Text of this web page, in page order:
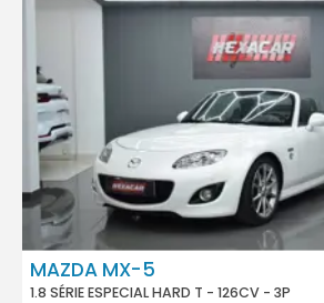
MAZDA MX-5
1.8 SÉRIE ESPECIAL HARD T - 126CV - 3P